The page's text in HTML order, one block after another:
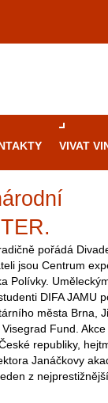
VIVAT
pořádá
jsou Centrum
Polívky.
DIFA JAMU
města Brna,
Fund.
republiky,
Janáčkovy
z
Průvodce
rulety po
Brno je městem
restaurace,
místem, kde si
různé kasinové
metropoli
rulety až po
V...